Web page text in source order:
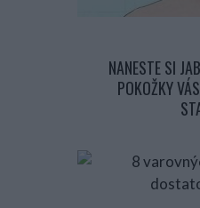
NANESTE SI
POKOŽKY